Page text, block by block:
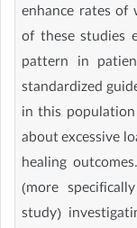
enhance rates of
of these studies
pattern in
standardized
in this
about excessive
healing
(more
study)